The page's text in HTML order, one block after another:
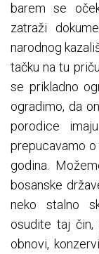
barem se
zatraži
narodnog
tačku na tu
se prikladno
ogradimo, da
porodice
prepucavamo
godina.
bosanske
neko stalno
osudite taj čin,
obnovi,